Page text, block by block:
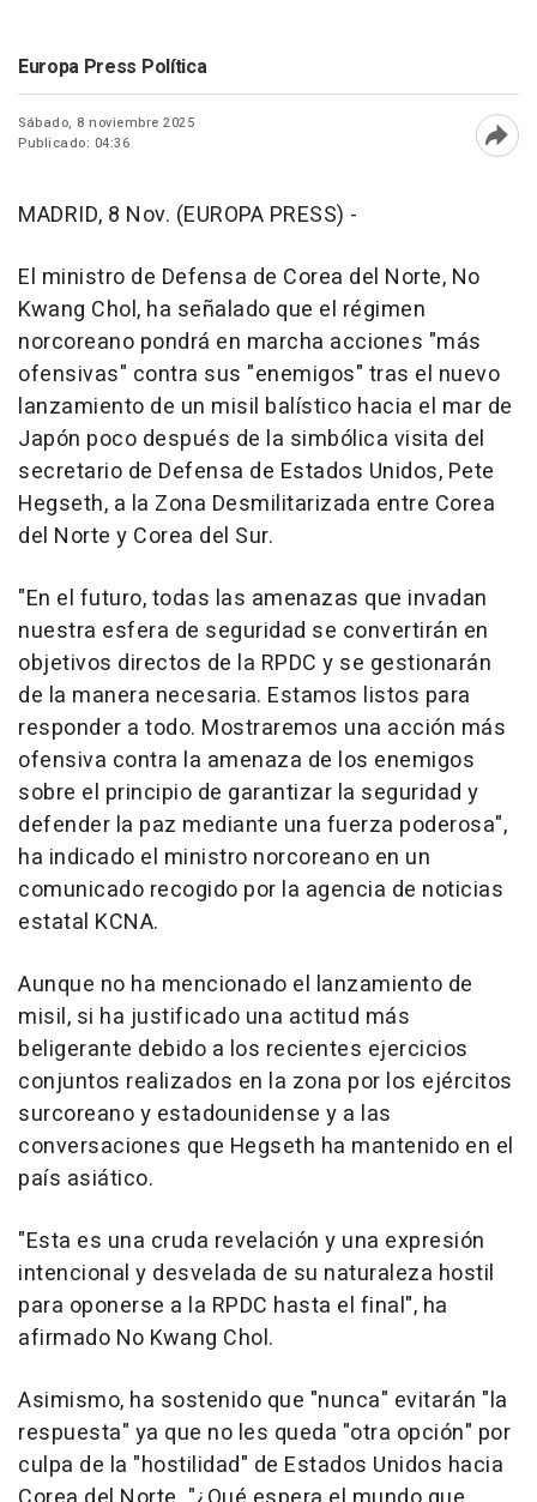
Europa Press Política
Sábado, 8 noviembre 2025
Publicado: 04:36
MADRID, 8 Nov. (EUROPA PRESS) -
El ministro de Defensa de Corea del Norte, No
Kwang Chol, ha señalado que el régimen
norcoreano pondrá en marcha acciones "más
ofensivas" contra sus "enemigos" tras el nuevo
lanzamiento de un misil balístico hacia el mar de
Japón poco después de la simbólica visita del
secretario de Defensa de Estados Unidos, Pete
Hegseth, a la Zona Desmilitarizada entre Corea
del Norte y Corea del Sur.
"En el futuro, todas las amenazas que invadan
nuestra esfera de seguridad se convertirán en
objetivos directos de la RPDC y se gestionarán
de la manera necesaria. Estamos listos para
responder a todo. Mostraremos una acción más
ofensiva contra la amenaza de los enemigos
sobre el principio de garantizar la seguridad y
defender la paz mediante una fuerza poderosa",
ha indicado el ministro norcoreano en un
comunicado recogido por la agencia de noticias
estatal KCNA.
Aunque no ha mencionado el lanzamiento de
misil, si ha justificado una actitud más
beligerante debido a los recientes ejercicios
conjuntos realizados en la zona por los ejércitos
surcoreano y estadounidense y a las
conversaciones que Hegseth ha mantenido en el
país asiático.
"Esta es una cruda revelación y una expresión
intencional y desvelada de su naturaleza hostil
para oponerse a la RPDC hasta el final", ha
afirmado No Kwang Chol.
Asimismo, ha sostenido que "nunca" evitarán "la
respuesta" ya que no les queda "otra opción" por
culpa de la "hostilidad" de Estados Unidos hacia